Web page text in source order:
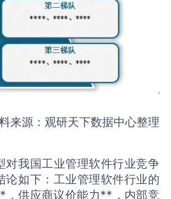
来源：观研天下数据中心整理
对我国工业管理软件行业竞争
论如下：工业管理软件行业的
，供应商议价能力**，内部竞